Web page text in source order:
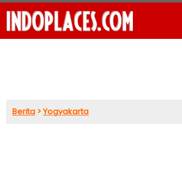
Berita >Yogyakarta